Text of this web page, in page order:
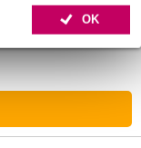
OK
11 701,00 kr